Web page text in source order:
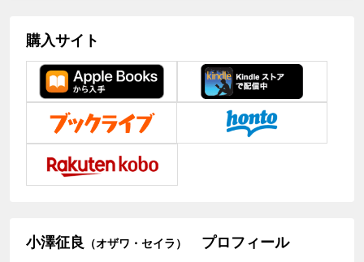
購入サイト
小澤征良 （オザワ・セイラ） プロフィール